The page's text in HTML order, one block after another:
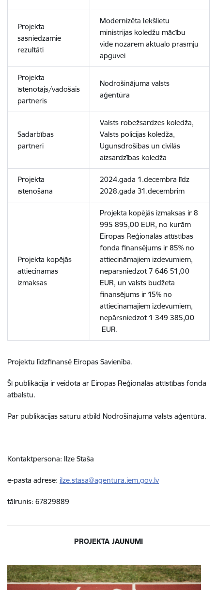
Projekta
sasniedzamie
rezultāti
Modernizēta Iekšlietu
ministrijas koledžu mācību
vide nozarēm aktuālo prasmju
apguvei
Projekta
īstenotājs/vadošais
partneris
Nodrošinājuma valsts
aģentūra
Sadarbības
partneri
Valsts robežsardzes koledža,
Valsts policijas koledža,
Ugunsdrošības un civilās
aizsardzības koledža
Projekta
īstenošana
2024.gada 1.decembra līdz
2028.gada 31.decembrim
Projekta kopējās
attiecināmās
izmaksas
Projekta kopējās izmaksas ir 8
995 895,00 EUR, no kurām
Eiropas Reģionālās attīstības
fonda finansējums ir 85% no
attiecināmajiem izdevumiem,
nepārsniedzot 7 646 51,00
EUR, un valsts budžeta
finansējums ir 15% no
attiecināmajiem izdevumiem,
nepārsniedzot 1 349 385,00
EUR.
Projektu līdzfinansē Eiropas Savienība.
Šī publikācija ir veidota ar Eiropas Reģionālās attīstības fonda
atbalstu.
Par publikācijas saturu atbild Nodrošinājuma valsts aģentūra.
Kontaktpersona: Ilze Staša
e-pasta adrese: ilze.stasa@agentura.iem.gov.lv
tālrunis: 67829889
PROJEKTA JAUNUMI